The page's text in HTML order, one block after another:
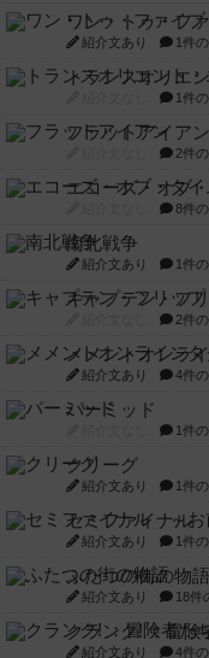
ワン・トゥ・フ
紹介文あり 1件
トランスオリエ
1件
フラットアイアン
2件
エコーズ・オブ
8件
南北戦争
紹介文あり 1件
キャプテン・フ
2件
メメントオンラ
紹介文あり 4件
パーミッド
1件
クリーグ
紹介文あり 1件
セミファイナル
紹介文あり 1件
ふたつの街の物語
紹介文あり 18件
クランク! ：冒険
紹介文あり 4件